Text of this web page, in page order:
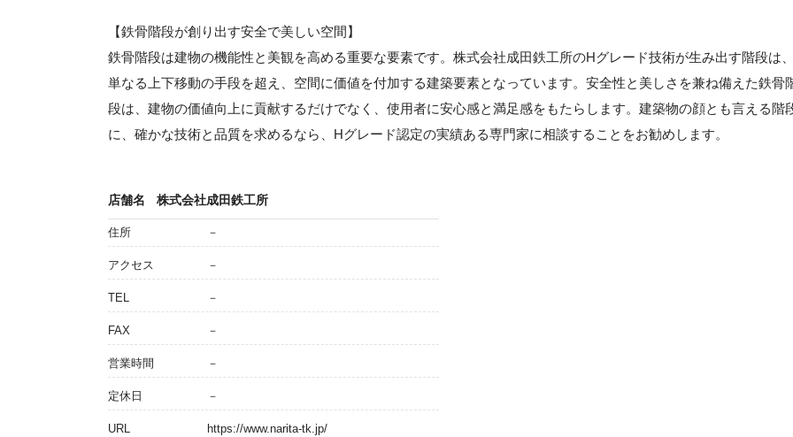
【鉄骨階段が創り出す安全で美しい空間】
鉄骨階段は建物の機能性と美観を高める重要な要素です。株式会社成田鉄工所のHグレード技術が生み出す階段は、
単なる上下移動の手段を超え、空間に価値を付加する建築要素となっています。安全性と美しさを兼ね備えた鉄骨
段は、建物の価値向上に貢献するだけでなく、使用者に安心感と満足感をもたらします。建築物の顔とも言える階
に、確かな技術と品質を求めるなら、Hグレード認定の実績ある専門家に相談することをお勧めします。
店舗名 株式会社成田鉄工所
住所 －
アクセス －
TEL －
FAX －
営業時間 －
定休日 －
URL https://www.narita-tk.jp/